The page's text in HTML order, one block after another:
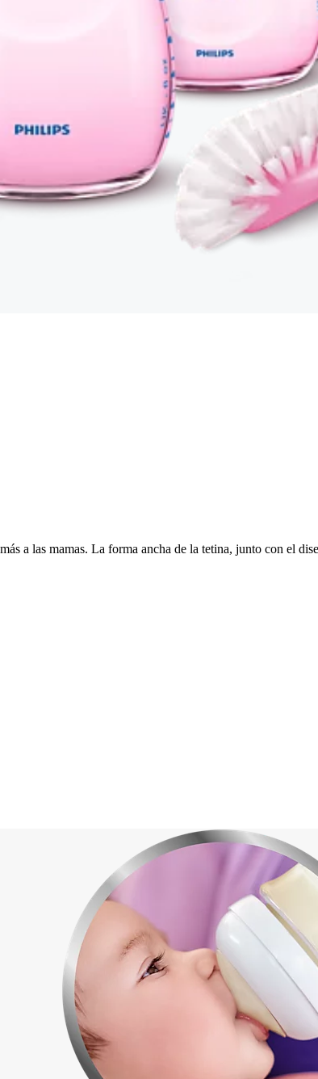
a las mamas. La forma ancha de la tetina, junto con el